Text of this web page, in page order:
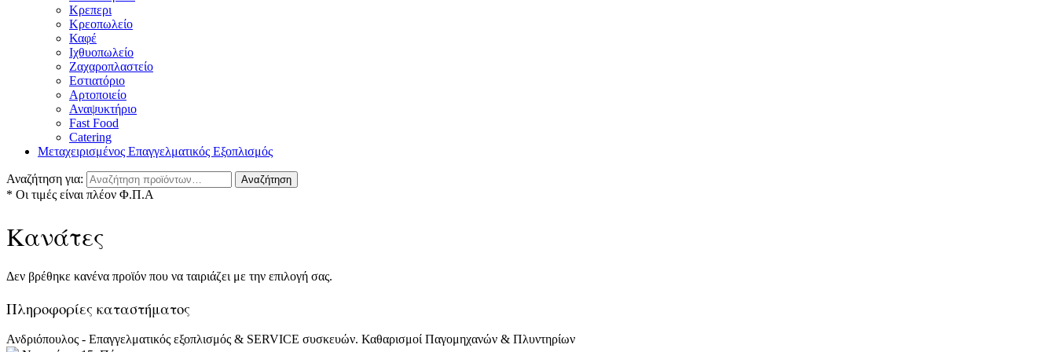
Κρεπερι
Κρεοπωλείο
Καφέ
Ιχθυοπωλείο
Ζαχαροπλαστείο
Εστιατόριο
Αρτοποιείο
Αναψυκτήριο
Fast Food
Catering
Μεταχειρισμένος Επαγγελματικός Εξοπλισμός
Αναζήτηση για: Αναζήτηση
* Οι τιμές είναι πλέον Φ.Π.Α
Κανάτες
Δεν βρέθηκε κανένα προϊόν που να ταιριάζει με την επιλογή σας.
Πληροφορίες καταστήματος
Ανδριόπουλος - Επαγγελματικός εξοπλισμός & SERVICE συσκευών. Καθαρισμοί Παγομηχανών & Πλυντηρίων